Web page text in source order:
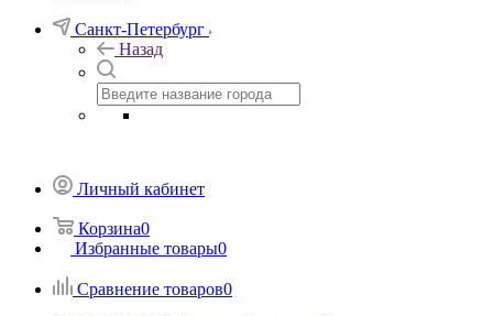
Санкт-Петербург
Назад
Личный кабинет
Корзина0
Избранные товары0
Сравнение товаров0